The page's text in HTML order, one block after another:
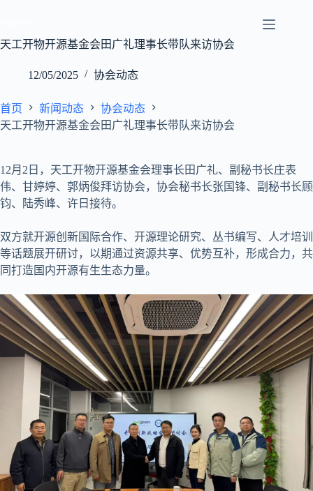
内
天工开物开源基金会田广礼理事长带队来访协会
12/05/2025 协会动态
首页 新闻动态
协会动态
天工开物开源基金会田广礼理事长带队来访协会
12月2日，天工开物开源基金会理事长田广礼、副秘书长庄表
伟、甘婷婷、郭炳俊拜访协会，协会秘书长张国锋、副秘书长顾
钧、陆秀峰、许日接待。
双方就开源创新国际合作、开源理论研究、丛书编写、人才培训
等话题展开研讨，以期通过资源共享、优势互补，形成合力，共
同打造国内开源有生生态力量。